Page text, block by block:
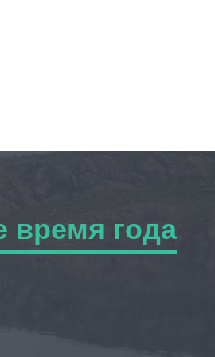
время года
года